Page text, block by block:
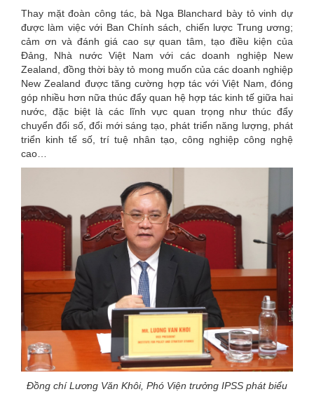
Thay mặt đoàn công tác, bà Nga Blanchard bày tỏ vinh dự
được làm việc với Ban Chính sách, chiến lược Trung ương;
cảm ơn và đánh giá cao sự quan tâm, tạo điều kiện của
Đảng, Nhà nước Việt Nam với các doanh nghiệp New
Zealand, đồng thời bày tỏ mong muốn của các doanh nghiệp
New Zealand được tăng cường hợp tác với Việt Nam, đóng
góp nhiều hơn nữa thúc đẩy quan hệ hợp tác kinh tế giữa hai
nước, đặc biệt là các lĩnh vực quan trọng như thúc đẩy
chuyển đổi số, đổi mới sáng tạo, phát triển năng lượng, phát
triển kinh tế số, trí tuệ nhân tạo, công nghiệp công nghệ
cao…
Đồng chí Lương Văn Khôi, Phó Viện trưởng IPSS phát biểu